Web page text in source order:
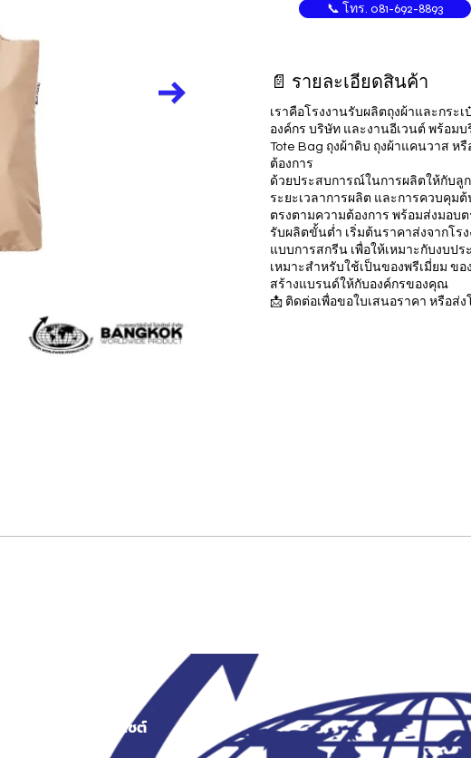
📞 โทร. 081-692-8893
📄 รายละเอียดสินค้า
เราคือโรงงานรับผลิตถุงผ้าและกระ
องค์กร บริษัท และงานอีเวนต์ พร้อม
Tote Bag ถุงผ้าดิบ ถุงผ้าแคนวาส
ต้องการ
ด้วยประสบการณ์ในการผลิตให้กับลู
ระยะเวลาการผลิต และการควบคุม
ตรงตามความต้องการ พร้อมส่งมอบต
รับผลิตขั้นต่ำ เริ่มต้นราคาส่งจากโร
แบบการสกรีน เพื่อให้เหมาะกับงบป
เหมาะสำหรับใช้เป็นของพรีเมี่ยม ข
สร้างแบรนด์ให้กับองค์กรของคุณ
📩 ติดต่อเพื่อขอใบเสนอราคา หรือส่
เมนูเว็บไซต์
หน้าแรก